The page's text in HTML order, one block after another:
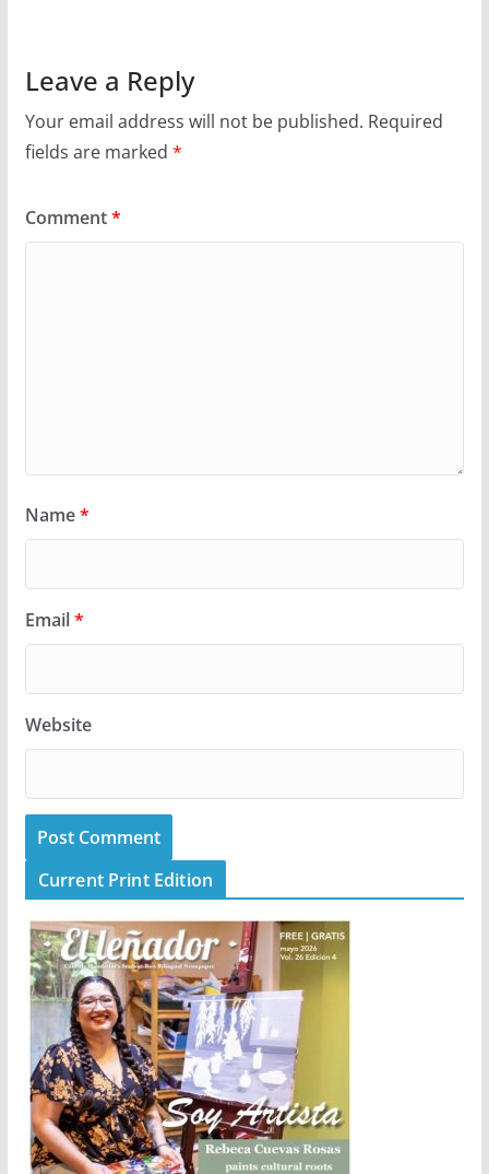
Leave a Reply
Your email address will not be published. Required
fields are marked *
Comment*
Name*
Email*
Website
Current Print Edition